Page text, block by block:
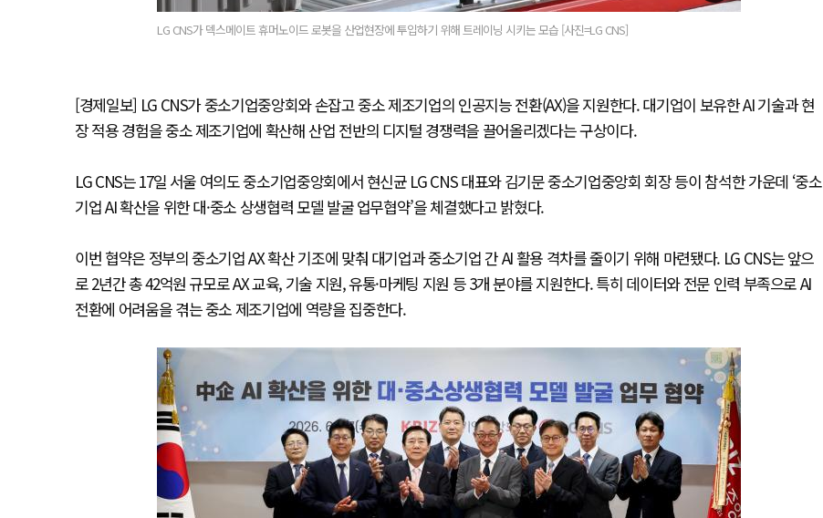
LG CNS가 덱스메이트 휴머노이드 로봇을 산업현장에 투입하기 위해 트레이닝 시키는 모습 [사진=LG CNS]
[경제일보] LG CNS가 중소기업중앙회와 손잡고 중소 제조기업의 인공지능 전환(AX)을 지원한다. 대기업이 보유한 AI 기술과 현
장 적용 경험을 중소 제조기업에 확산해 산업 전반의 디지털 경쟁력을 끌어올리겠다는 구상이다.
LG CNS는 17일 서울 여의도 중소기업중앙회에서 현신균 LG CNS 대표와 김기문 중소기업중앙회 회장 등이 참석한 가운데 ‘중소
기업 AI 확산을 위한 대·중소 상생협력 모델 발굴 업무협약’을 체결했다고 밝혔다.
이번 협약은 정부의 중소기업 AX 확산 기조에 맞춰 대기업과 중소기업 간 AI 활용 격차를 줄이기 위해 마련됐다. LG CNS는 앞으
로 2년간 총 42억원 규모로 AX 교육, 기술 지원, 유통·마케팅 지원 등 3개 분야를 지원한다. 특히 데이터와 전문 인력 부족으로 AI
전환에 어려움을 겪는 중소 제조기업에 역량을 집중한다.